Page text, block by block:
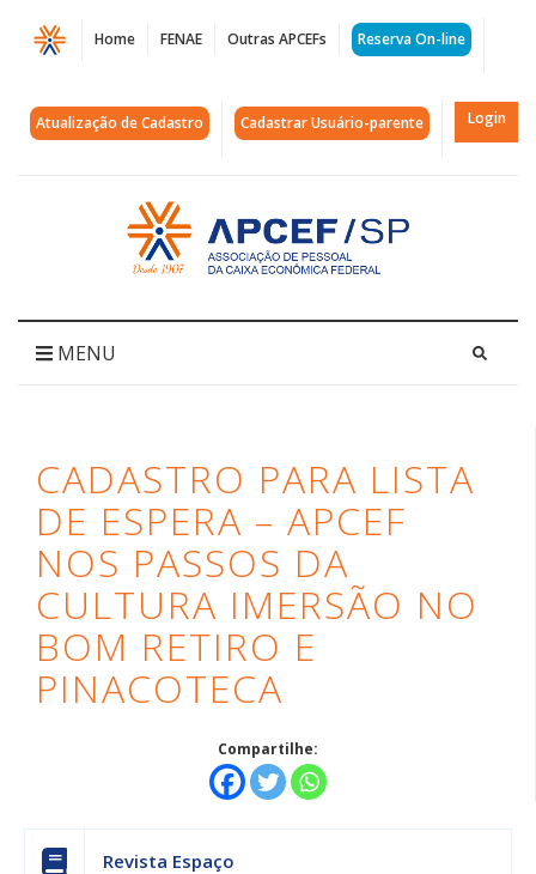
Página
CADASTRO
PARA
ESPERA
APCEF
DA
CULTURA
IMERSÃO
NO
BOM
RETIRO
PINACOTECA
Home FENAE Outras APCEFs Reserva On-line
Atualização de Cadastro Cadastrar Usuário-parente Login
Acessar
página
inicial
MENU
CADASTRO PARA LISTA
DE ESPERA – APCEF
NOS PASSOS DA
CULTURA IMERSÃO NO
BOM RETIRO E
PINACOTECA
Compartilhe:
Revista Espaço